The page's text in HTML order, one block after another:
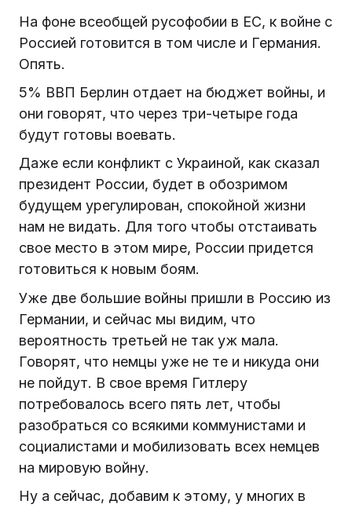
На фоне всеобщей русофобии в ЕС, к войне с
Россией готовится в том числе и Германия.
Опять.
5% ВВП Берлин отдает на бюджет войны, и
они говорят, что через три-четыре года
будут готовы воевать.
Даже если конфликт с Украиной, как сказал
президент России, будет в обозримом
будущем урегулирован, спокойной жизни
нам не видать. Для того чтобы отстаивать
свое место в этом мире, России придется
готовиться к новым боям.
Уже две большие войны пришли в Россию из
Германии, и сейчас мы видим, что
вероятность третьей не так уж мала.
Говорят, что немцы уже не те и никуда они
не пойдут. В свое время Гитлеру
потребовалось всего пять лет, чтобы
разобраться со всякими коммунистами и
социалистами и мобилизовать всех немцев
на мировую войну.
Ну а сейчас, добавим к этому, у многих в